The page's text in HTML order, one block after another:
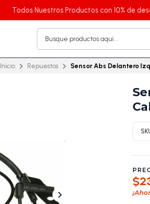
Todos Nuestros Productos con 10% de
Inicio Repuestos Sensor Abs Delantero